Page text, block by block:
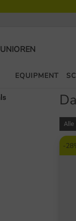
EQUIPMENT
Alle
-